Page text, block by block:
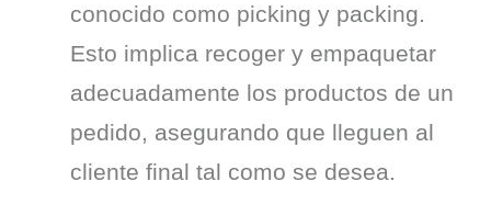
conocido como picking y packing.
Esto implica recoger y empaquetar
adecuadamente los productos de un
pedido, asegurando que lleguen al
cliente final tal como se desea.